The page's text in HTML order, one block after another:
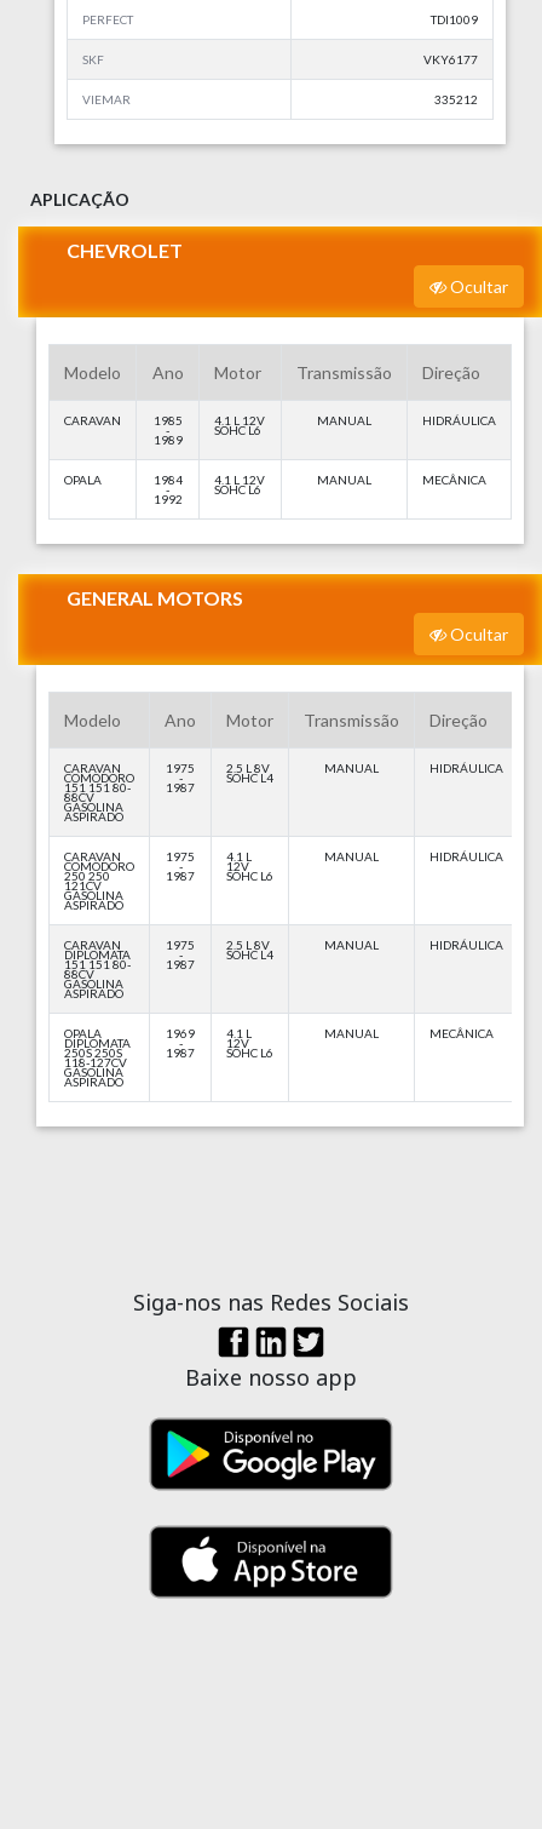
PERFECT TDI1009
SKF VKY6177
VIEMAR 335212
APLICAÇÃO
CHEVROLET
Ocultar
Modelo Ano Motor Transmissão Direção
CARAVAN 1985
-
1989
4.1 L 12V
SOHC L6
MANUAL HIDRÁULICA
OPALA 1984
-
1992
4.1 L 12V
SOHC L6
MANUAL MECÂNICA
GENERAL MOTORS
Ocultar
Modelo Ano Motor Transmissão Direção
CARAVAN
COMODORO
151 151 80-
88CV
GASOLINA
ASPIRADO
1975
-
1987
2.5 L 8V
SOHC L4
MANUAL HIDRÁULICA
CARAVAN
COMODORO
250 250
121CV
GASOLINA
ASPIRADO
1975
-
1987
4.1 L
12V
SOHC L6
MANUAL HIDRÁULICA
CARAVAN
DIPLOMATA
151 151 80-
88CV
GASOLINA
ASPIRADO
1975
-
1987
2.5 L 8V
SOHC L4
MANUAL HIDRÁULICA
OPALA
DIPLOMATA
250S 250S
118-127CV
GASOLINA
ASPIRADO
1969
-
1987
4.1 L
12V
SOHC L6
MANUAL MECÂNICA
Siga-nos nas Redes Sociais
Baixe nosso app